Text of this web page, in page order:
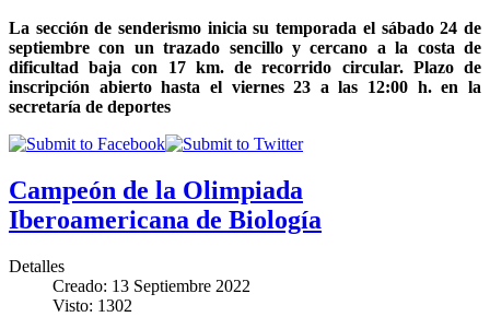
La sección de senderismo inicia su temporada el sábado 24 de
septiembre con un trazado sencillo y cercano a la costa de
dificultad baja con 17 km. de recorrido circular. Plazo de
inscripción abierto hasta el viernes 23 a las 12:00 h. en la
secretaría de deportes
Campeón de la Olimpiada
Iberoamericana de Biología
Detalles
Creado: 13 Septiembre 2022
Visto: 1302